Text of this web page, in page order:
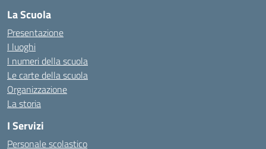
La Scuola
Presentazione
I luoghi
I numeri della scuola
Le carte della scuola
Organizzazione
La storia
I Servizi
Personale scolastico